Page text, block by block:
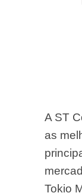
A ST
as
Tokio